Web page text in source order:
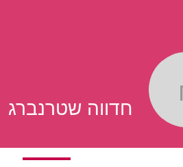
חדווה שטרנברג
חדווה שטרנברג